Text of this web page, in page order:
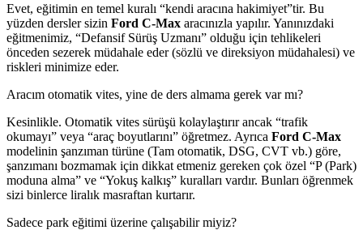
Evet, eğitimin en temel kuralı “kendi aracına hakimiyet”tir. Bu
yüzden dersler sizin Ford C-Max aracınızla yapılır. Yanınızdaki
eğitmenimiz, “Defansif Sürüş Uzmanı” olduğu için tehlikeleri
önceden sezerek müdahale eder (sözlü ve direksiyon müdahalesi) ve
riskleri minimize eder.
Aracım otomatik vites, yine de ders almama gerek var mı?
Kesinlikle. Otomatik vites sürüşü kolaylaştırır ancak “trafik
okumayı” veya “araç boyutlarını” öğretmez. Ayrıca Ford C-Max
modelinin şanzıman türüne (Tam otomatik, DSG, CVT vb.) göre,
şanzımanı bozmamak için dikkat etmeniz gereken çok özel “P (Park)
moduna alma” ve “Yokuş kalkış” kuralları vardır. Bunları öğrenmek
sizi binlerce liralık masraftan kurtarır.
Sadece park eğitimi üzerine çalışabilir miyiz?